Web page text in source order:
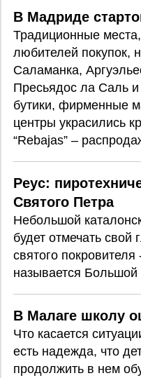
В Мадриде
Традиционные
любителей покупок,
Саламанка,
Пресьядос ла Саль и
бутики, фирменные
центры украсились
“Rebajas” –
Реус:
Святого Петра
Небольшой
будет отмечать свой
святого
называется
В Малаге школу
Что касается
есть надежда, что
продолжить в нем